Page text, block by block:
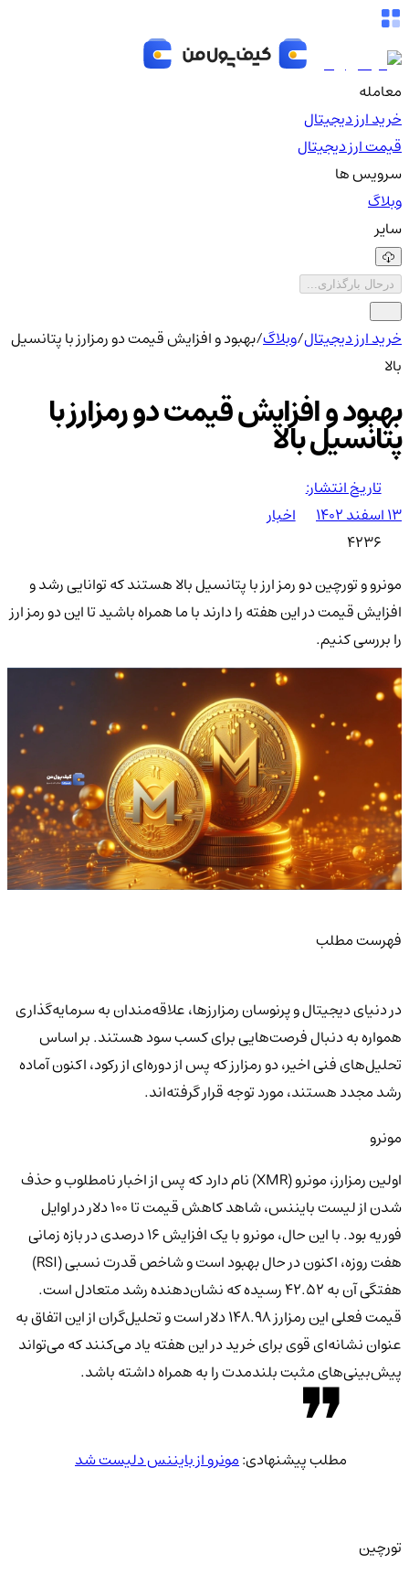
معامله
خرید ارز دیجیتال
قیمت ارز دیجیتال
سرویس ها
وبلاگ
سایر
درحال بارگذاری...
خرید ارز دیجیتال/وبلاگ/بهبود و افزایش قیمت دو رمزارز با پتانسیل
بالا
بهبود و افزایش قیمت دو رمزارز با
پتانسیل بالا
تاریخ انتشار:
۱۳ اسفند ۱۴۰۲
اخبار
4236
مونرو و تورچین دو رمز ارز با پتانسیل بالا هستند که توانایی رشد و
افزایش قیمت در این هفته را دارند با ما همراه باشید تا این دو رمز ارز
را بررسی کنیم.
فهرست مطلب
در دنیای دیجیتال و پرنوسان رمزارزها، علاقه‌مندان به سرمایه‌گذاری
همواره به دنبال فرصت‌هایی برای کسب سود هستند. بر اساس
تحلیل‌های فنی اخیر، دو رمزارز که پس از دوره‌ای از رکود، اکنون آماده
رشد مجدد هستند، مورد توجه قرار گرفته‌اند.
مونرو
اولین رمزارز، مونرو (XMR) نام دارد که پس از اخبار نامطلوب و حذف
شدن از لیست بایننس، شاهد کاهش قیمت تا ۱۰۰ دلار در اوایل
فوریه بود. با این حال، مونرو با یک افزایش ۱۶ درصدی در بازه زمانی
هفت روزه، اکنون در حال بهبود است و شاخص قدرت نسبی (RSI)
هفتگی آن به ۴۲.۵۲ رسیده که نشان‌دهنده رشد متعادل است.
قیمت فعلی این رمزارز ۱۴۸.۹۸ دلار است و تحلیل‌گران از این اتفاق به
عنوان نشانه‌ای قوی برای خرید در این هفته یاد می‌کنند که می‌تواند
پیش‌بینی‌های مثبت بلندمدت را به همراه داشته باشد.
مطلب پیشنهادی:مونرو از بایننس دلیست شد
تورچین